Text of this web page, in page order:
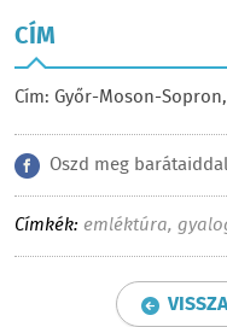
CÍM
Cím: Győr-Moson-
Oszd meg barátaiddal
Címkék: emléktúra,